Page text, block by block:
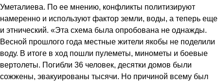
Уметалиева. По ее мнению, конфликты политизируют
намеренно и используют фактор земли, воды, а теперь еще
и этнический. «Эта схема была опробована не однажды.
Весной прошлого года местные жители якобы не поделили
воду. В итоге в ход пошли пулеметы, минометы и боевые
вертолеты. Погибли 36 человек, десятки домов были
сожжены, эвакуированы тысячи. Но причиной всему был